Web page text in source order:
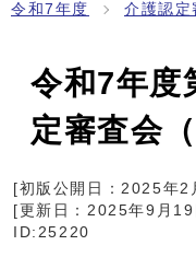
令和7年度 介護認定
令和7年度
定審査会
[初版公開日：2025年2
[更新日： 2025年9月19
ID:25220